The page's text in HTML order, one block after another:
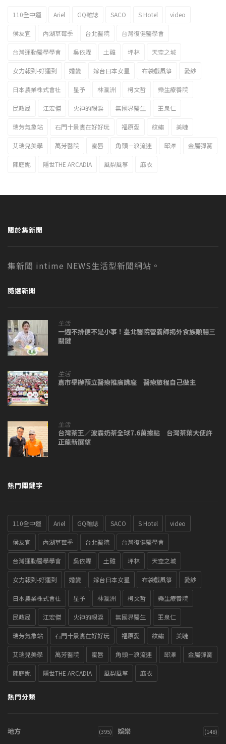
2023新北市北海岸國際風箏節「風在石起」霸氣回歸
110全中運 Ariel GQ雜誌 SACO S Hotel video
侯友宜 內湖草莓季 台北醫院 台灣復健醫學會
台灣運動醫學學會 吳依霖 土雞 坪林 天空之城
女力報到-好運到 婚變 嫁台日本女星 布袋戲風箏 愛紗
日本農業株式會社 星予 林瀛洲 柯文哲 樂生療養院
民政局 江宏傑 火神的眼淚 無國界醫生 王泉仁
瑞芳氣象站 石門十景實在好好玩 福原愛 紋繡 美睫
艾瑞兒美學 萬芳醫院 蜜唇 角頭－浪流連 邱澤 金屬彈簧
陳庭妮 隱世THE ARCADIA 風梨風箏 麻衣
關於集新聞
集新聞 intime NEWS生活型新聞網站。
隨選新聞
生活
一週不排便不是小事！臺北醫院營養師揭外食族順腸三
關鍵
生活
嘉市舉辦預立醫療推廣講座 醫療旅程自己做主
生活
台灣茶王／波霸奶茶全球7.6萬據點 台灣茶葉大使許
正龍新展望
熱門關鍵字
110全中運 Ariel GQ雜誌 SACO S Hotel video
侯友宜 內湖草莓季 台北醫院 台灣復健醫學會
台灣運動醫學學會 吳依霖 土雞 坪林 天空之城
女力報到-好運到 婚變 嫁台日本女星 布袋戲風箏 愛紗
日本農業株式會社 星予 林瀛洲 柯文哲 樂生療養院
民政局 江宏傑 火神的眼淚 無國界醫生 王泉仁
瑞芳氣象站 石門十景實在好好玩 福原愛 紋繡 美睫
艾瑞兒美學 萬芳醫院 蜜唇 角頭－浪流連 邱澤 金屬彈簧
陳庭妮 隱世THE ARCADIA 風梨風箏 麻衣
熱門分類
地方 (395) 娛樂 (148)